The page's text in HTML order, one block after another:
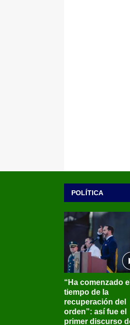
POLÍTICA
“Ha comenzado el
tiempo de la
recuperación del
orden”: así fue el
primer discurso